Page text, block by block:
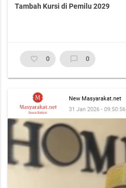
Tambah Kursi di Pemilu 2029
favorite_border 0 chat_bubble_outline 0
New Masyarakat.net
31 Jan 2026 - 09:50:56